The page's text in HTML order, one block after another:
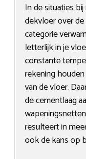
In de situaties
dekvloer over
categorie
letterlijk in je
constante
rekening
van de vloer.
de cementlaag
resulteert in
ook de kans op